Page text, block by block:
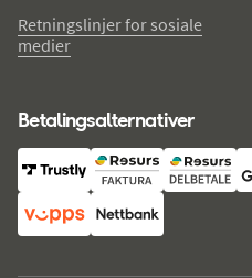
Retningslinjer for sosiale
medier
Betalingsalternativer